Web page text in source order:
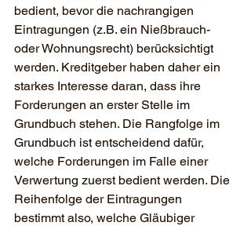
bedient, bevor die nachrangigen
Eintragungen (z.B. ein Nießbrauch-
oder Wohnungsrecht) berücksichtigt
werden. Kreditgeber haben daher ein
starkes Interesse daran, dass ihre
Forderungen an erster Stelle im
Grundbuch stehen. Die Rangfolge im
Grundbuch ist entscheidend dafür,
welche Forderungen im Falle einer
Verwertung zuerst bedient werden. Die
Reihenfolge der Eintragungen
bestimmt also, welche Gläubiger